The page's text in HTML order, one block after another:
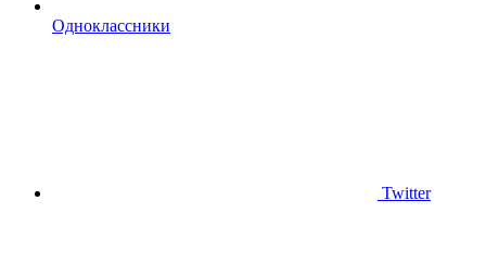
Одноклассники
Twitter